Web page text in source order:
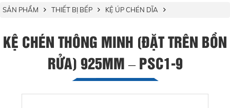
SẢN PHẨM THIẾT BỊ BẾP KỆ ÚP CHÉN DĨA
KỆ CHÉN THÔNG MINH (ĐẶT TRÊN BỒN
RỬA) 925MM – PSC1-9